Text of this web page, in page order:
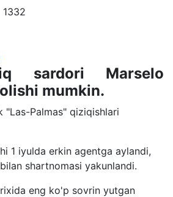
1332
sardori Marselo
mumkin.
"Las-Palmas" qiziqishlari
1 iyulda erkin agentga aylandi,
shartnomasi yakunlandi.
eng ko'p sovrin yutgan